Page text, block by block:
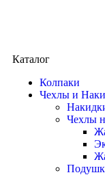
Каталог
Колпаки
Чехлы и
Чехлы